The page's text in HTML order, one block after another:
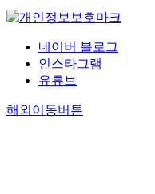
네이버 블로그
인스타그램
유튜브
해외이동버튼